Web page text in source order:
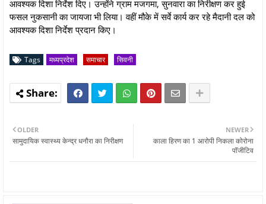
आवश्यक दिशा निर्देश दिए। उन्होंने ग्राम मजगमा, सुनवारा का निरीक्षण कर हुई
फसल नुकसानी का जायजा भी लिया। वहीं मौके में सर्वे कार्य कर रहे मैदानी दल को
आवश्यक दिशा निर्देश प्रदान किए।
Tags मध्यप्रदेश समाचार सिवनी
NEWER
काला हिरण का 1 आरोपी निकला कोरोना
पॉजीटिव
OLDER
सामुदायिक स्वास्थ्य केन्द्र धनौरा का निरीक्षण